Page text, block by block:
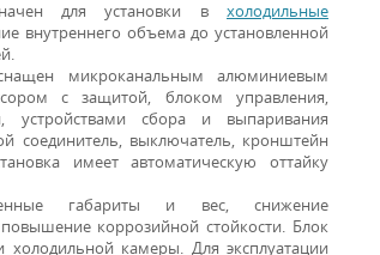
ХОЛОДИЛЬНЫЕ
УСТАНОВКИ
для установки в холодильные
внутреннего объема до установленной
микроканальным алюминиевым
с защитой, блоком управления,
устройствами сбора и выпаривания
соединитель, выключатель, кронштейн
имеет автоматическую оттайку
габариты и вес, снижение
коррозийной стойкости. Блок
камеры. Для эксплуатации